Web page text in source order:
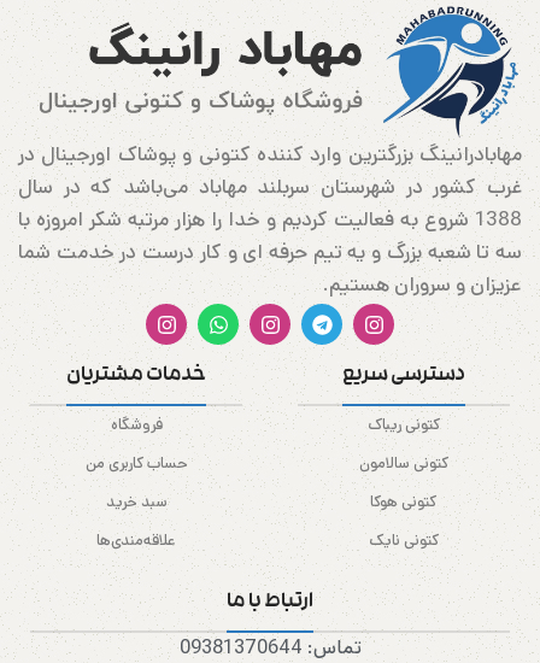
مهابادرانینگ بزرگترین وارد کننده کتونی و پوشاک اورجینال در
غرب کشور در شهرستان سربلند مهاباد می‌باشد که در سال
1388 شروع به فعالیت کردیم و خدا را هزار مرتبه شکر امروزه با
سه تا شعبه بزرگ و یه تیم حرفه ای و کار درست در خدمت شما
عزیزان و سروران هستیم.
دسترسی سریع
کتونی ریباک
کتونی سالامون
کتونی هوکا
کتونی نایک
خدمات مشتریان
فروشگاه
حساب کاربری من
سبد خرید
علاقه‌مندی‌ها
ارتباط با ما
تماس: 09381370644